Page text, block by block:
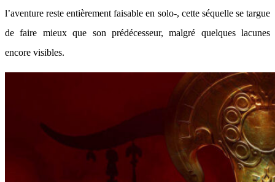
l’aventure reste entièrement faisable en solo-, cette séquelle se targue
de faire mieux que son prédécesseur, malgré quelques lacunes
encore visibles.